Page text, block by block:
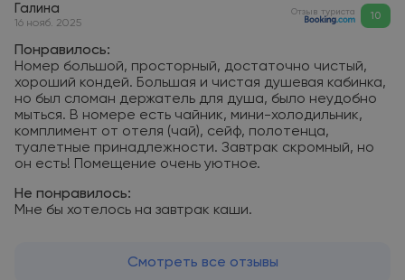
Галина
16 нояб. 2025
Отзыв туриста 10
Понравилось:
Номер большой, просторный, достаточно чистый,
хороший кондей. Большая и чистая душевая кабинка,
но был сломан держатель для душа, было неудобно
мыться. В номере есть чайник, мини-холодильник,
комплимент от отеля (чай), сейф, полотенца,
туалетные принадлежности. Завтрак скромный, но
он есть! Помещение очень уютное.
Не понравилось:
Мне бы хотелось на завтрак каши.
Смотреть все отзывы